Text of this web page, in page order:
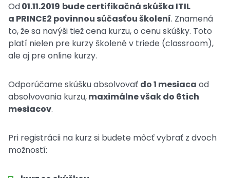
Od01.11.2019 bude certifikačná skúška ITIL
a PRINCE2 povinnou súčasťou školení. Znamená
to, že sa navýši tiež cena kurzu, o cenu skúšky. Toto
platí nielen pre kurzy školené v triede (classroom),
ale aj pre online kurzy.
Odporúčame skúšku absolvovať do 1 mesiaca od
absolvovania kurzu,maximálne však do 6tich
mesiacov.
Pri registrácii na kurz si budete môcť vybrať z dvoch
možností: